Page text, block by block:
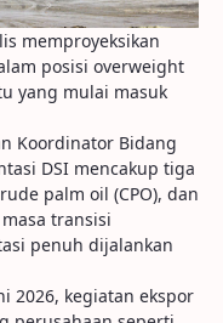
memproyeksikan
posisi overweight
yang mulai masuk
Koordinator Bidang
DSI mencakup tiga
palm oil (CPO), dan
transisi
penuh dijalankan
2026, kegiatan ekspor